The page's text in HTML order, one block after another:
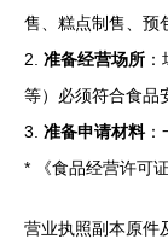
售、糕点制售、预
2. 准备经营场所
等）必须符合食品
3. 准备申请材料：
* 《食品经营许可
营业执照副本原件